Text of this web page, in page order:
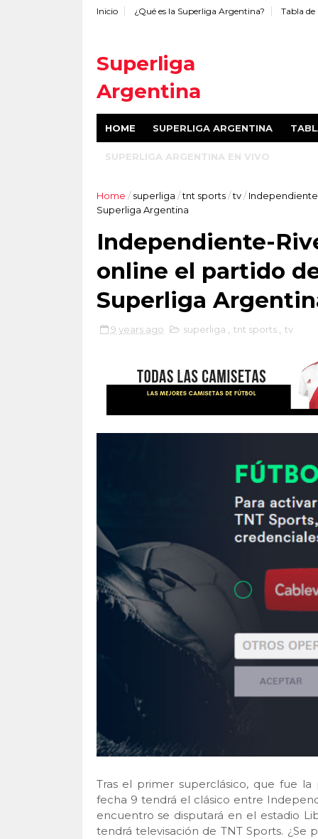
Inicio ¿Qué es la Superliga Argentina? Tabla de
Superliga
Argentina
sitio no oficial. Tabla de
posiciones, fixture, calendario,
resultados, goleadores y
HOME SUPERLIGA ARGENTINA
SUPERLIGA ARGENTINA EN VIVO
Home /superliga /tnt sports/tv/
Superliga Argentina
Independiente-
online el partido
Superliga
9 years ago superliga tnt sports tv
Tras el primer superclásico, que fue
fecha 9 tendrá el clásico entre
encuentro se disputará en el estadio
tendrá televisación de TNT Sports. ¿Se